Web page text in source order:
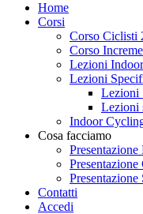
Home
Corsi
Corso Ciclisti
Corso
Lezioni
Lezioni
Lezioni
Lezioni
Indoor
Cosa facciamo
Contatti
Accedi